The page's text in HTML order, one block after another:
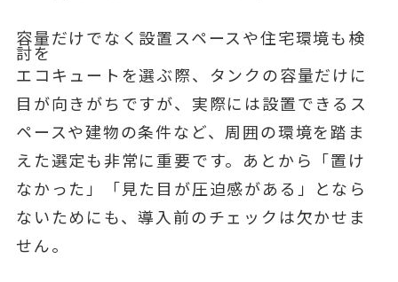
容量だけでなく設置スペースや住宅環境も検
討を
エコキュートを選ぶ際、タンクの容量だけに
目が向きがちですが、実際には設置できるス
ペースや建物の条件など、周囲の環境を踏ま
えた選定も非常に重要です。あとから「置け
なかった」「見た目が圧迫感がある」となら
ないためにも、導入前のチェックは欠かせま
せん。